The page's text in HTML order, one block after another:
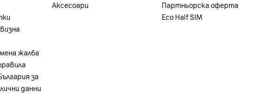
жалба
за
данни
Аксесоари
Партньорска оферта
Eco Half SIM